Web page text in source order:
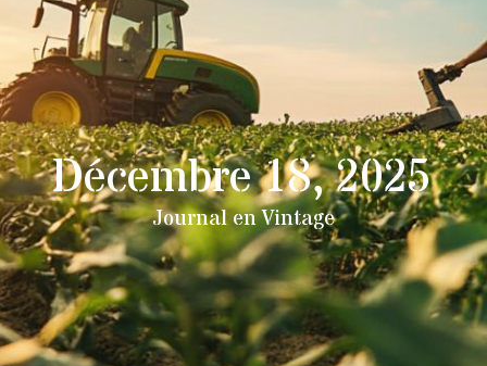
Décembre 18, 2025
Journal en Vintage